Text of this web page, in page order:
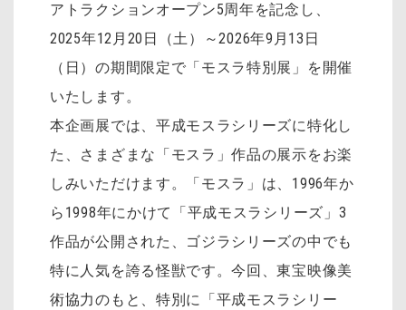
アトラクションオープン5周年を記念し、
2025年12月20日（土）～2026年9月13日
（日）の期間限定で「モスラ特別展」を開催
いたします。
本企画展では、平成モスラシリーズに特化し
た、さまざまな「モスラ」作品の展示をお楽
しみいただけます。「モスラ」は、1996年か
ら1998年にかけて「平成モスラシリーズ」3
作品が公開された、ゴジラシリーズの中でも
特に人気を誇る怪獣です。今回、東宝映像美
術協力のもと、特別に「平成モスラシリー